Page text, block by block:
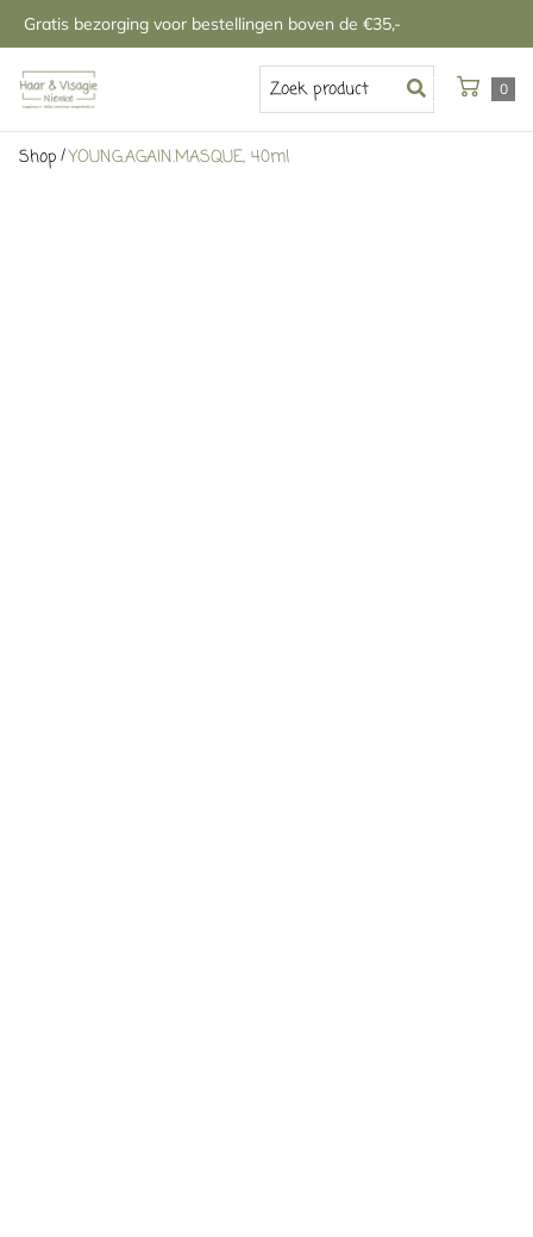
Gratis bezorging voor bestellingen boven de €35,-
0
Shop/YOUNG.AGAIN.MASQUE, 40ml